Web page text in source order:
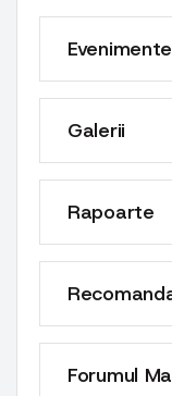
Evenimente
Galerii
Rapoarte
Forumul